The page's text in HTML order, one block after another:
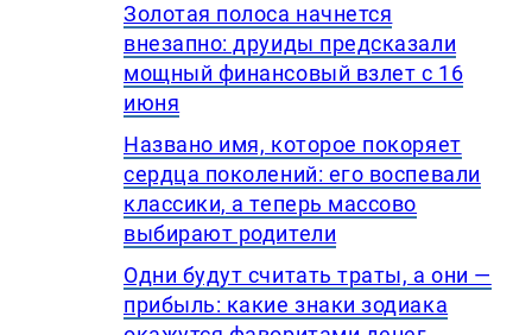
Золотая полоса начнется
внезапно: друиды предсказали
мощный финансовый взлет с 16
июня
Названо имя, которое покоряет
сердца поколений: его воспевали
классики, а теперь массово
выбирают родители
Одни будут считать траты, а они —
прибыль: какие знаки зодиака